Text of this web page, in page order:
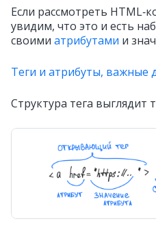
Если рассмотреть
увидим, что это и есть
своими атрибутами и
Теги и атрибуты, важные
Структура тега выглядит